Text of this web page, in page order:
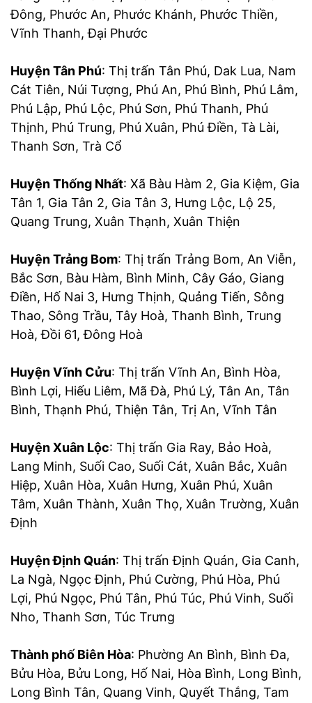
Đông, Phước An, Phước Khánh, Phước Thiền,
Vĩnh Thanh, Đại Phước
Huyện Tân Phú: Thị trấn Tân Phú, Dak Lua, Nam
Cát Tiên, Núi Tượng, Phú An, Phú Bình, Phú Lâm,
Phú Lập, Phú Lộc, Phú Sơn, Phú Thanh, Phú
Thịnh, Phú Trung, Phú Xuân, Phú Điền, Tà Lài,
Thanh Sơn, Trà Cổ
Huyện Thống Nhất: Xã Bàu Hàm 2, Gia Kiệm, Gia
Tân 1, Gia Tân 2, Gia Tân 3, Hưng Lộc, Lộ 25,
Quang Trung, Xuân Thạnh, Xuân Thiện
Huyện Trảng Bom: Thị trấn Trảng Bom, An Viễn,
Bắc Sơn, Bàu Hàm, Bình Minh, Cây Gáo, Giang
Điền, Hố Nai 3, Hưng Thịnh, Quảng Tiến, Sông
Thao, Sông Trầu, Tây Hoà, Thanh Bình, Trung
Hoà, Đồi 61, Đông Hoà
Huyện Vĩnh Cửu: Thị trấn Vĩnh An, Bình Hòa,
Bình Lợi, Hiếu Liêm, Mã Đà, Phú Lý, Tân An, Tân
Bình, Thạnh Phú, Thiện Tân, Trị An, Vĩnh Tân
Huyện Xuân Lộc: Thị trấn Gia Ray, Bảo Hoà,
Lang Minh, Suối Cao, Suối Cát, Xuân Bắc, Xuân
Hiệp, Xuân Hòa, Xuân Hưng, Xuân Phú, Xuân
Tâm, Xuân Thành, Xuân Thọ, Xuân Trường, Xuân
Định
Huyện Định Quán: Thị trấn Định Quán, Gia Canh,
La Ngà, Ngọc Định, Phú Cường, Phú Hòa, Phú
Lợi, Phú Ngọc, Phú Tân, Phú Túc, Phú Vinh, Suối
Nho, Thanh Sơn, Túc Trưng
Thành phố Biên Hòa: Phường An Bình, Bình Đa,
Bửu Hòa, Bửu Long, Hố Nai, Hòa Bình, Long Bình,
Long Bình Tân, Quang Vinh, Quyết Thắng, Tam